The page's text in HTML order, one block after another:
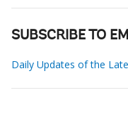
SUBSCRIBE TO
Daily Updates of the